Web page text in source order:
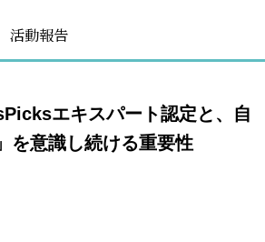
活動報告
エキスパート認定と、自
を意識し続ける重要性